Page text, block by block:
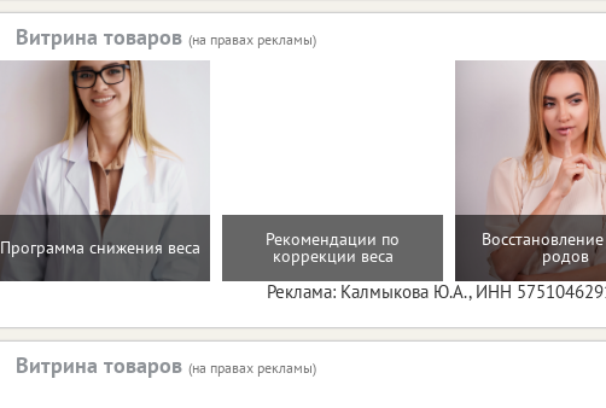
Витрина товаров (на правах рекламы)
Программа снижения веса Рекомендации по
коррекции веса родов
Реклама: Калмыкова Ю.А., ИНН
Витрина товаров (на правах рекламы)